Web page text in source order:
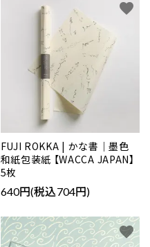
FUJI ROKKA | かな書｜墨色
和紙包装紙 【WACCA JAPAN】
5枚
640円(税込704円)
favorite
favorite